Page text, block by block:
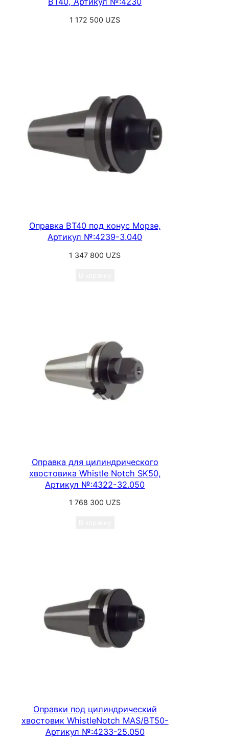
1 172 500 UZS
Оправка BT40 под конус Морзе,
Артикул №:4239-3.040
1 347 800 UZS
Оправка для цилиндрического
хвостовика Whistle Notch SK50,
Артикул №:4322-32.050
1 768 300 UZS
Оправки под цилиндрический
хвостовик WhistleNotch MAS/BT50-
Артикул №:4233-25.050